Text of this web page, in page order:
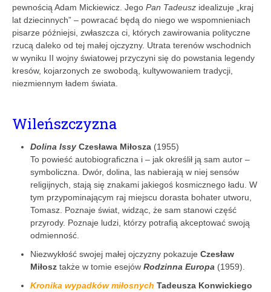
pewnością Adam Mickiewicz. Jego Pan Tadeusz idealizuje „kraj
lat dziecinnych” – powracać będą do niego we wspomnieniach
pisarze późniejsi, zwłaszcza ci, których zawirowania polityczne
rzucą daleko od tej małej ojczyzny. Utrata terenów wschodnich
w wyniku II wojny światowej przyczyni się do powstania legendy
kresów, kojarzonych ze swobodą, kultywowaniem tradycji,
niezmiennym ładem świata.
Wileńszczyzna
Dolina Issy Czesława Miłosza (1955)
To powieść autobiograficzna i – jak określił ją sam autor –
symboliczna. Dwór, dolina, las nabierają w niej sensów
religijnych, stają się znakami jakiegoś kosmicznego ładu. W
tym przypominającym raj miejscu dorasta bohater utworu,
Tomasz. Poznaje świat, widząc, że sam stanowi część
przyrody. Poznaje ludzi, którzy potrafią akceptować swoją
odmienność.
Niezwykłość swojej małej ojczyzny pokazuje Czesław
Miłosz także w tomie esejów Rodzinna Europa (1959).
Kronika wypadków miłosnych Tadeusza Konwickiego